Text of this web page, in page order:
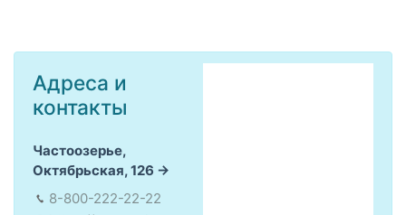
Адреса и
контакты
Частоозерье,
Октябрьская, 126
8-800-222-22-22